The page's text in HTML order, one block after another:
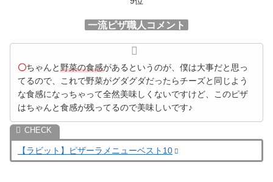
一流ピザ職人コメント
〇ちゃんと野菜の食感があるというのが、僕は大事だと思っ
てるので、これで野菜がグダグダだったらチーズと同じよう
な食感になっちゃって全然美味しくないですけど、このピザ
はちゃんと食感が残ってるので美味しいです♪
【ラビット】ピザーラメニューベスト10